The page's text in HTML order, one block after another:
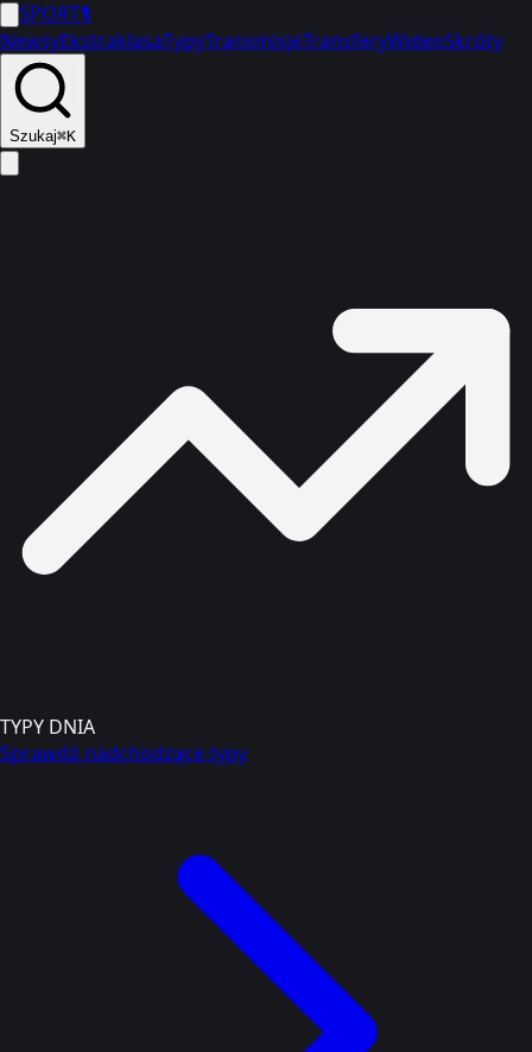
SPORT1
NewsyEkstraklasaTypyTransmisjeTransferyWideoSkróty
Szukaj⌘K
TYPY DNIA
Sprawdź nadchodzące typy